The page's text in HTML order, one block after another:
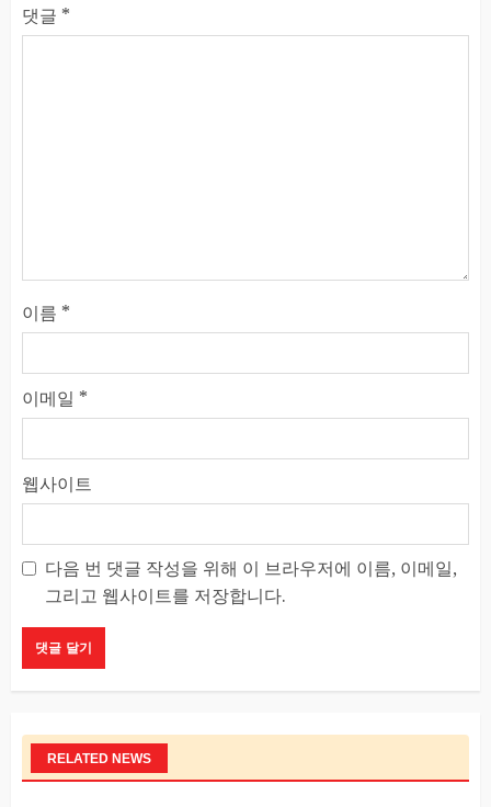
댓글 *
이름 *
이메일 *
웹사이트
다음 번 댓글 작성을 위해 이 브라우저에 이름, 이메일,
그리고 웹사이트를 저장합니다.
RELATED NEWS